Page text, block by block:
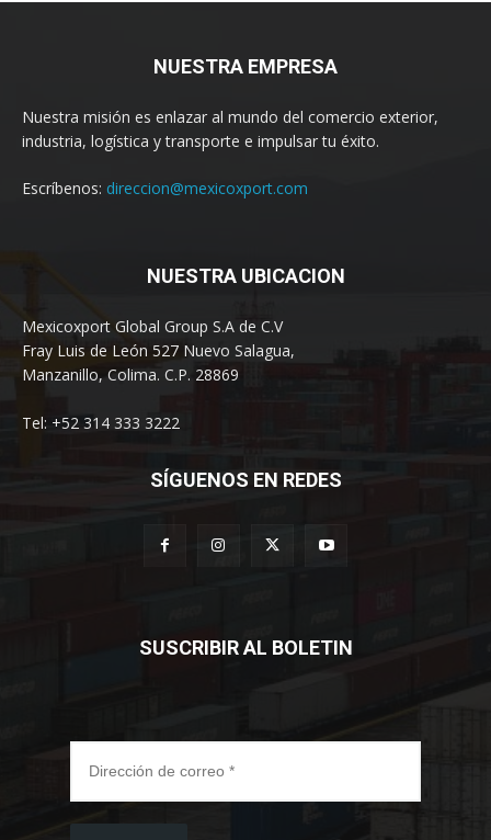
NUESTRA EMPRESA
Nuestra misión es enlazar al mundo del comercio exterior,
industria, logística y transporte e impulsar tu éxito.
Escríbenos: direccion@mexicoxport.com
NUESTRA UBICACION
Mexicoxport Global Group S.A de C.V
Fray Luis de León 527 Nuevo Salagua,
Manzanillo, Colima. C.P. 28869
Tel: +52 314 333 3222
SÍGUENOS EN REDES
SUSCRIBIR AL BOLETIN